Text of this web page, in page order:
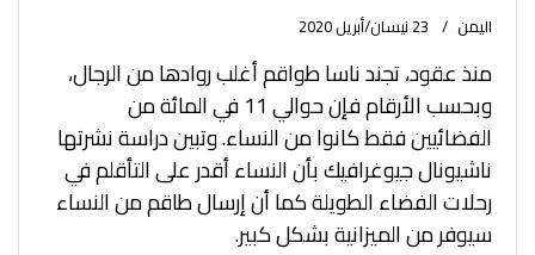
اليمن 23 نيسان/أبريل 2020
منذ عقود، تجند ناسا طواقم أغلب روادها من الرجال،
وبحسب الأرقام فإن حوالي 11 في المائة من
الفضائيين فقط كانوا من النساء. وتبين دراسة نشرتها
ناشيونال جيوغرافيك بأن النساء أقدر على التأقلم في
رحلات الفضاء الطويلة كما أن إرسال طاقم من النساء
سيوفر من الميزانية بشكل كبير.